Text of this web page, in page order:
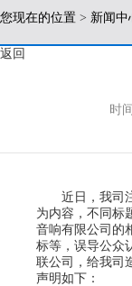
您现在的位置 > 新闻中
返回
时
近日，我司
为内容，不同标
音响有限公司的
标等，误导公众
联公司，给我司
声明如下：